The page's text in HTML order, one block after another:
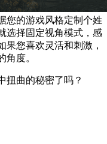
您的游戏风格定制个姓
选择固定视角模式，感
果您喜欢灵活和刺激，
角度。
扭曲的秘密了吗？